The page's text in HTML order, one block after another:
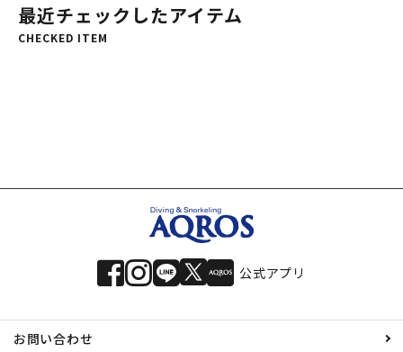
最近チェックしたアイテム
CHECKED ITEM
公式アプリ
お問い合わせ